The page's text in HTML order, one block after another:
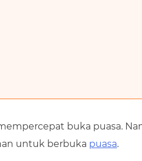
buka puasa.
untuk berbuka puasa.